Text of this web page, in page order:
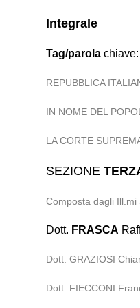
Integrale
Tag/parola
REPUBBLICA
IN NOME DEL
LA CORTE
SEZIONE
Composta dagli Ill.mi
Dott. FRASCA
Dott. GRAZIOSI
Dott. FIECCONI